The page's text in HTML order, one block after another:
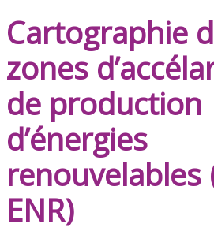
Cartographie
zones
de production
d’énergies
renouvelables
ENR)